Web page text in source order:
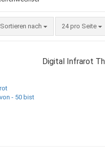
Sortieren nach
Sortieren nach 24 pro Seite
pro Seite
Digital Infrarot